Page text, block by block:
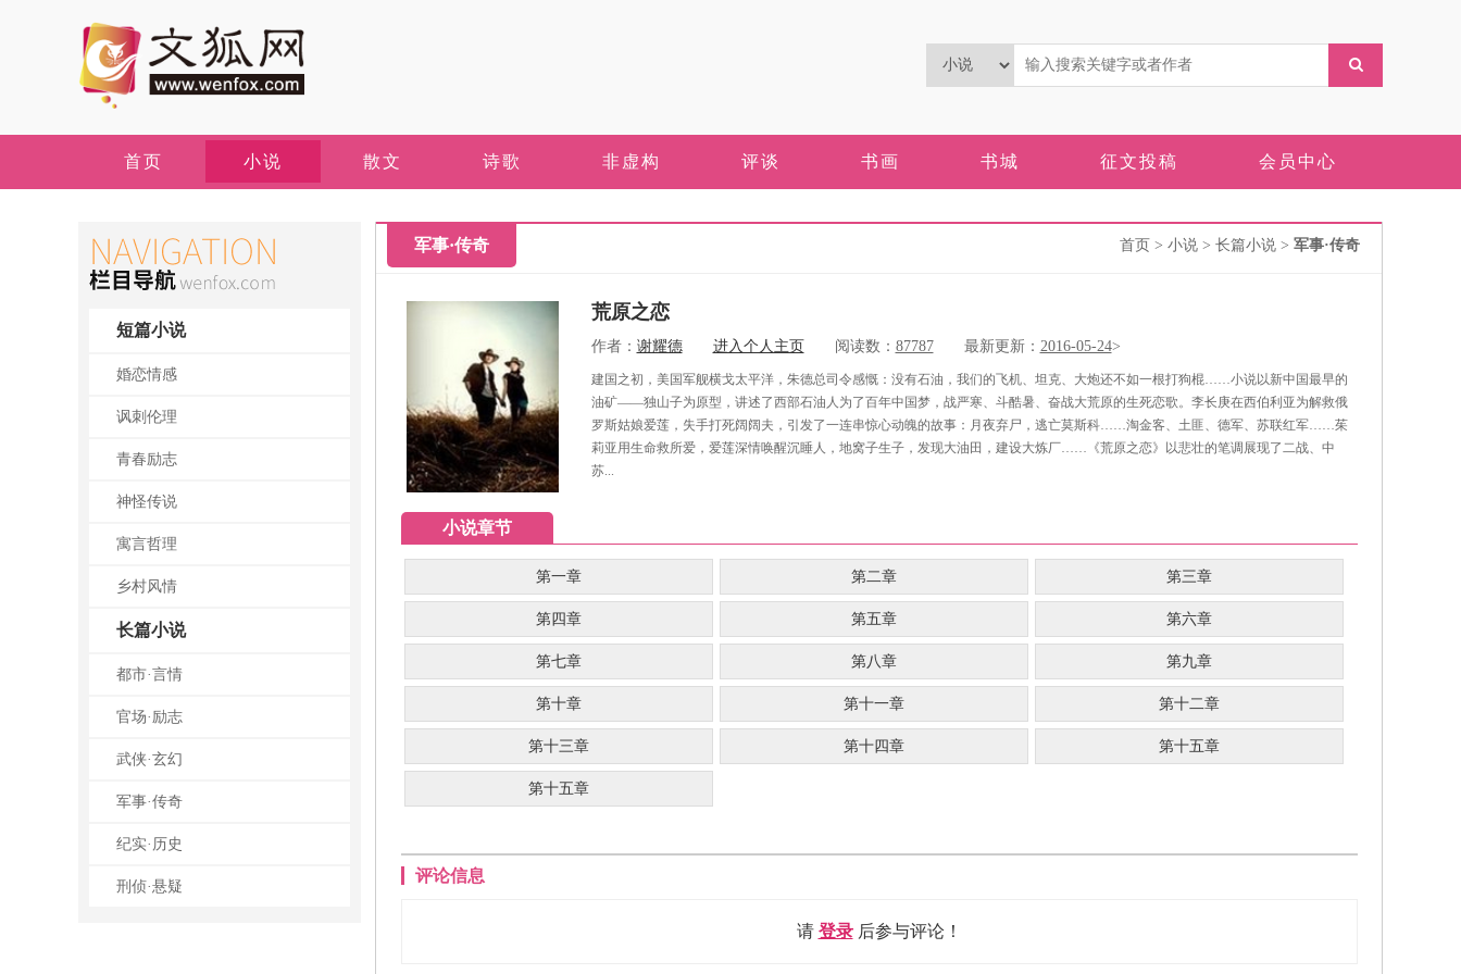
首页 小说 散文 诗歌 非虚构 评谈 书画 书城 征文投稿 会员中心
短篇小说
婚恋情感
讽刺伦理
青春励志
神怪传说
寓言哲理
乡村风情
长篇小说
都市·言情
官场·励志
武侠·玄幻
军事·传奇
纪实·历史
刑侦·悬疑
军事·传奇 首页 > 小说 > 长篇小说 > 军事·传奇
荒原之恋
作者： 谢耀德 进入个人主页 阅读数： 87787最新更新： 2016-05-24>
建国之初，美国军舰横戈太平洋，朱德总司令感慨：没有石油，我们的飞机、坦克、大炮还不如一根打狗棍……小说以新中国最早的
油矿——独山子为原型，讲述了西部石油人为了百年中国梦，战严寒、斗酷暑、奋战大荒原的生死恋歌。李长庚在西伯利亚为解救俄
罗斯姑娘爱莲，失手打死阔阔夫，引发了一连串惊心动魄的故事：月夜弃尸，逃亡莫斯科……淘金客、土匪、德军、苏联红军……茱
莉亚用生命救所爱，爱莲深情唤醒沉睡人，地窝子生子，发现大油田，建设大炼厂……《荒原之恋》以悲壮的笔调展现了二战、中
苏...
小说章节
第一章 第二章 第三章
第四章 第五章 第六章
第七章 第八章 第九章
第十章 第十一章 第十二章
第十三章 第十四章 第十五章
第十五章
评论信息
请 登录后参与评论！